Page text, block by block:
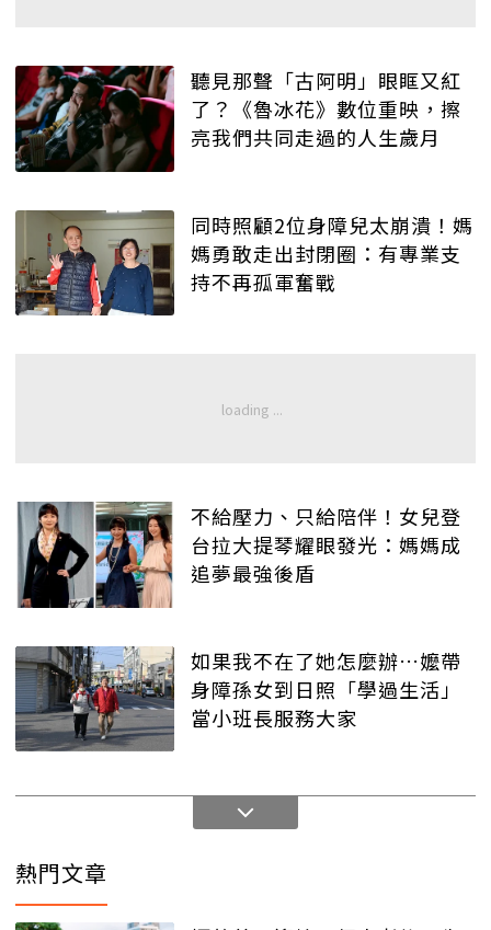
聽見那聲「古阿明」眼眶又紅
了？《魯冰花》數位重映，擦
亮我們共同走過的人生歲月
同時照顧2位身障兒太崩潰！媽
媽勇敢走出封閉圈：有專業支
持不再孤軍奮戰
不給壓力、只給陪伴！女兒登
台拉大提琴耀眼發光：媽媽成
追夢最強後盾
如果我不在了她怎麼辦…嬤帶
身障孫女到日照「學過生活」
當小班長服務大家
熱門文章